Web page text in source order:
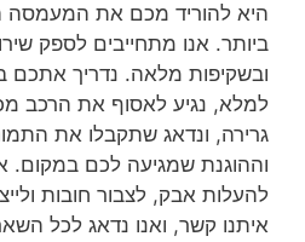
היא להוריד מכם את המעמסה
ביותר. אנו מתחייבים לספק
ובשקיפות מלאה. נדריך אתכם
למלא, נגיע לאסוף את הרכב
גרירה, ונדאג שתקבלו את
וההוגנת שמגיעה לכם במקום.
להעלות אבק, לצבור חובות
איתנו קשר, ואנו נדאג לכל